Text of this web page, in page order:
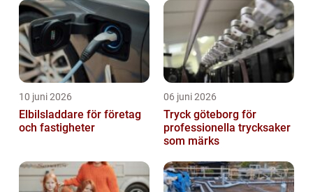
10 juni 2026
Elbilsladdare för företag
och fastigheter
06 juni 2026
Tryck göteborg för
professionella trycksaker
som märks